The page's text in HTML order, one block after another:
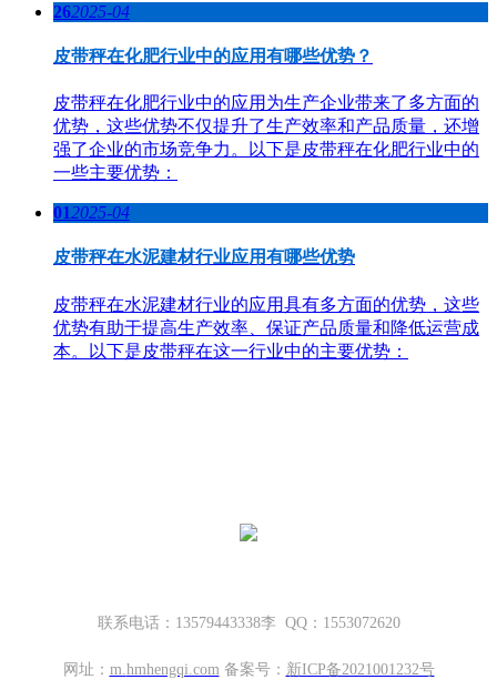
262025-04
皮带秤在化肥行业中的应用有哪些优势？
皮带秤在化肥行业中的应用为生产企业带来了多方面的
优势，这些优势不仅提升了生产效率和产品质量，还增
强了企业的市场竞争力。以下是皮带秤在化肥行业中的
一些主要优势：
012025-04
皮带秤在水泥建材行业应用有哪些优势
皮带秤在水泥建材行业的应用具有多方面的优势，这些
优势有助于提高生产效率、保证产品质量和降低运营成
本。以下是皮带秤在这一行业中的主要优势：
联系电话：13579443338李 QQ：1553072620
网址： m. hmhengqi.com 备案号： 新ICP备2021001232号